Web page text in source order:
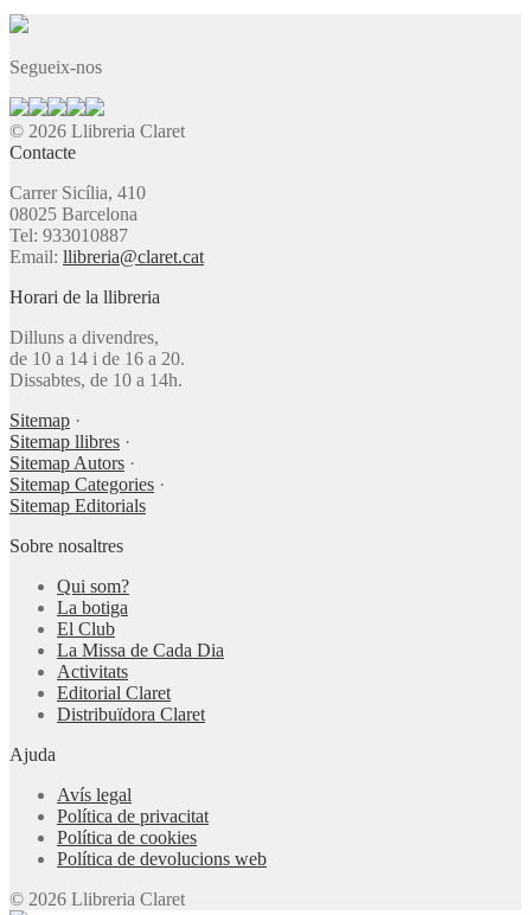
Segueix-nos
© 2026 Llibreria Claret
Contacte
Carrer Sicília, 410
08025 Barcelona
Tel: 933010887
Email: llibreria@claret.cat
Horari de la llibreria
Dilluns a divendres,
de 10 a 14 i de 16 a 20.
Dissabtes, de 10 a 14h.
Sitemap ·
Sitemap llibres ·
Sitemap Autors ·
Sitemap Categories ·
Sitemap Editorials
Sobre nosaltres
Qui som?
La botiga
El Club
La Missa de Cada Dia
Activitats
Editorial Claret
Distribuïdora Claret
Ajuda
Avís legal
Política de privacitat
Política de cookies
Política de devolucions web
© 2026 Llibreria Claret